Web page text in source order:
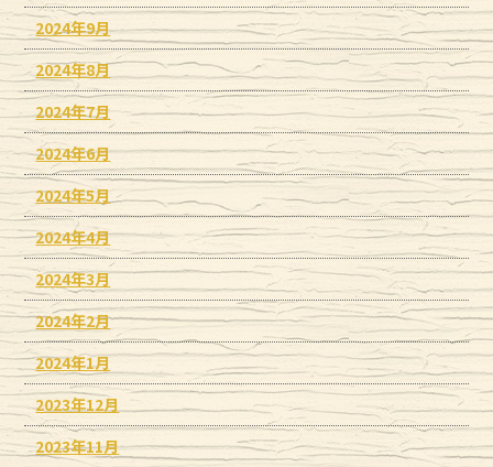
2024年9月
2024年8月
2024年7月
2024年6月
2024年5月
2024年4月
2024年3月
2024年2月
2024年1月
2023年12月
2023年11月